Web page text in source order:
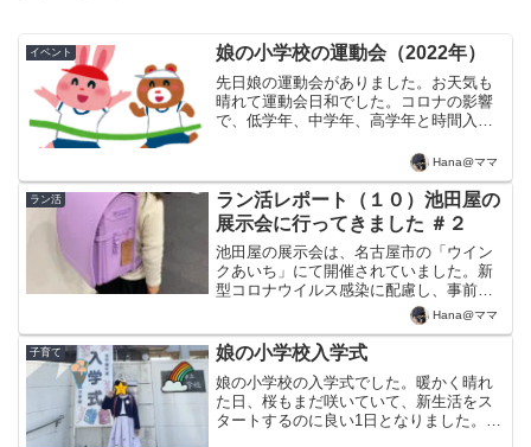
イベント 娘の小学校の運動会（2022年）
先日娘の運動会がありました。お天気も
晴れて運動会日和でした。コロナの影響
で、低学年、中学年、高学年と時間入替
たが、無事に行われて良かったです。1年
生の種目は、「ダンシング玉入れ」、そ
して「かけっこ」の2...
Hana@ママ
ラン活
ラン活レポート（１０）池田屋の
展示会に行ってきました ＃２
池田屋の展示会は、名古屋市の「ウイン
クあいち」にて開催されていました。新
型コロナウイルス感染に配慮し、事前予
約制で30分間ずつ1日15回くらい開催され
ています。受付を通ると、展示会場の後
ろに並んだ席に通されます。そして、ま
ずスタッフの方が池...
Hana@ママ
子育て 娘の小学校入学式
娘の小学校の入学式でした。暖かく晴れ
た日、桜もまだ咲いていて、新生活をス
タートするのに良い1日となりました。ド